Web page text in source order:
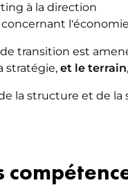
à la direction
concernant
transition est
stratégie, et le terrain
la structure et de